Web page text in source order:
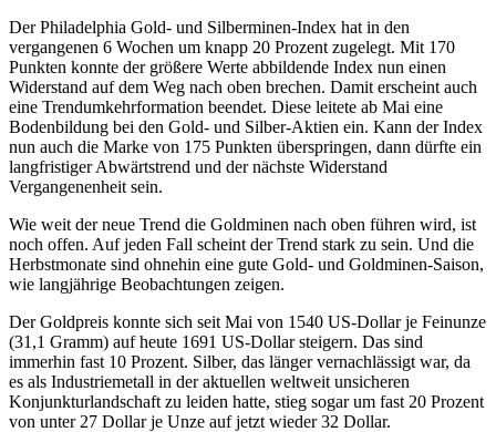
Der Philadelphia Gold- und Silberminen-Index hat in den
vergangenen 6 Wochen um knapp 20 Prozent zugelegt. Mit 170
Punkten konnte der größere Werte abbildende Index nun einen
Widerstand auf dem Weg nach oben brechen. Damit erscheint auch
eine Trendumkehrformation beendet. Diese leitete ab Mai eine
Bodenbildung bei den Gold- und Silber-Aktien ein. Kann der Index
nun auch die Marke von 175 Punkten überspringen, dann dürfte ein
langfristiger Abwärtstrend und der nächste Widerstand
Vergangenenheit sein.
Wie weit der neue Trend die Goldminen nach oben führen wird, ist
noch offen. Auf jeden Fall scheint der Trend stark zu sein. Und die
Herbstmonate sind ohnehin eine gute Gold- und Goldminen-Saison,
wie langjährige Beobachtungen zeigen.
Der Goldpreis konnte sich seit Mai von 1540 US-Dollar je Feinunze
(31,1 Gramm) auf heute 1691 US-Dollar steigern. Das sind
immerhin fast 10 Prozent. Silber, das länger vernachlässigt war, da
es als Industriemetall in der aktuellen weltweit unsicheren
Konjunkturlandschaft zu leiden hatte, stieg sogar um fast 20 Prozent
von unter 27 Dollar je Unze auf jetzt wieder 32 Dollar.